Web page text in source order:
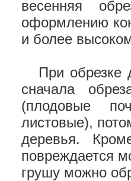
весенняя
оформлению
и более
При обрезке
сначала
(плодовые
листовые),
деревья.
повреждается
грушу можно